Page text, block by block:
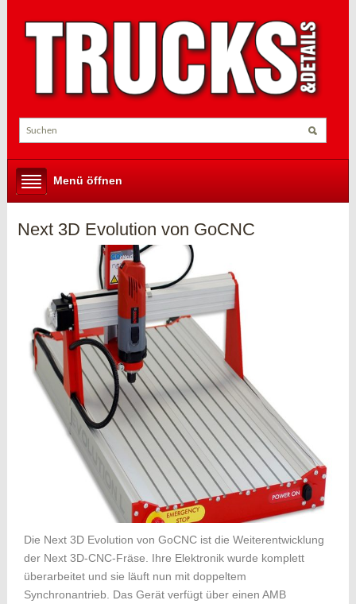
Menü öffnen
Next 3D Evolution von GoCNC
Die Next 3D Evolution von GoCNC ist die Weiterentwicklung
der Next 3D-CNC-Fräse. Ihre Elektronik wurde komplett
überarbeitet und sie läuft nun mit doppeltem
Synchronantrieb. Das Gerät verfügt über einen AMB